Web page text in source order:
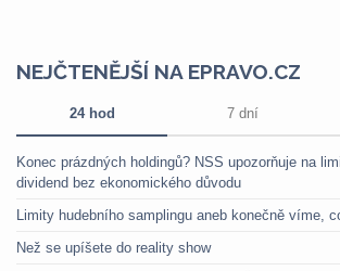
NEJČTENĚJŠÍ NA EPRAVO.CZ
24 hod 7 dní
Konec prázdných holdingů? NSS upozorňuje na
dividend bez ekonomického důvodu
Limity hudebního samplingu aneb konečně víme,
Než se upíšete do reality show